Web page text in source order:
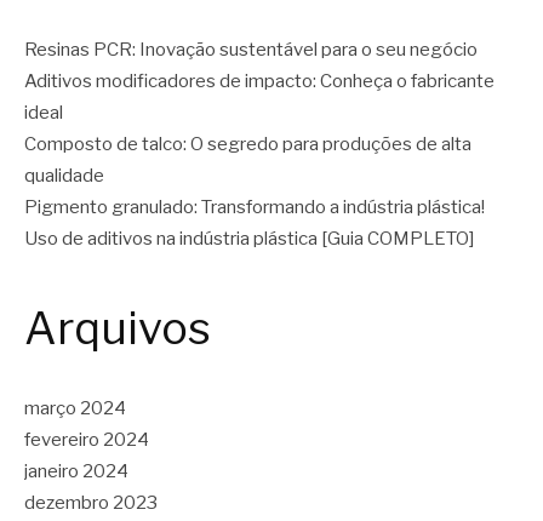
Resinas PCR: Inovação sustentável para o seu negócio
Aditivos modificadores de impacto: Conheça o fabricante
ideal
Composto de talco: O segredo para produções de alta
qualidade
Pigmento granulado: Transformando a indústria plástica!
Uso de aditivos na indústria plástica [Guia COMPLETO]
Arquivos
março 2024
fevereiro 2024
janeiro 2024
dezembro 2023